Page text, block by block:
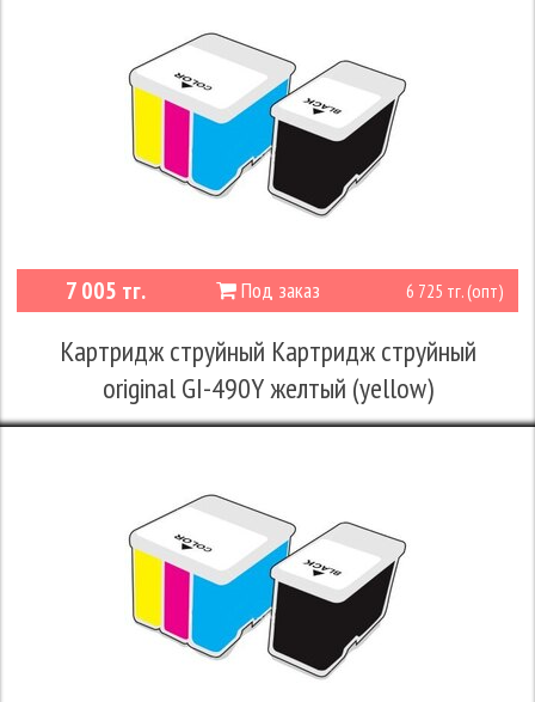
Под заказ
7 005 тг. 6 725 тг. (опт)
Картридж струйный Картридж струйный
original GI-490Y желтый (yellow)